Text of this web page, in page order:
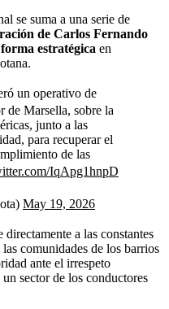
se suma a una serie de
de Carlos Fernando
estratégica en
un operativo de
de Marsella, sobre la
junto a las
para recuperar el
de las
IqApg1hnpD
May 19, 2026
a las constantes
comunidades de los barrios
ante el irrespeto
sector de los conductores